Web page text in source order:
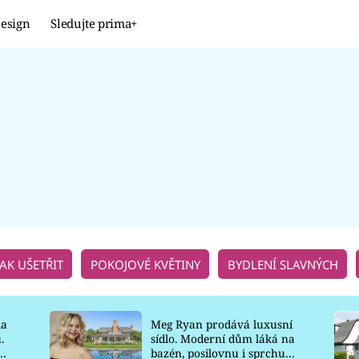
Sledujte prima+
UŠETŘIT POKOJOVÉ KVĚTINY BYDLENÍ SLAVNÝCH
Meg Ryan prodává luxusní
sídlo. Moderní dům láká na
bazén, posilovnu i sprchu